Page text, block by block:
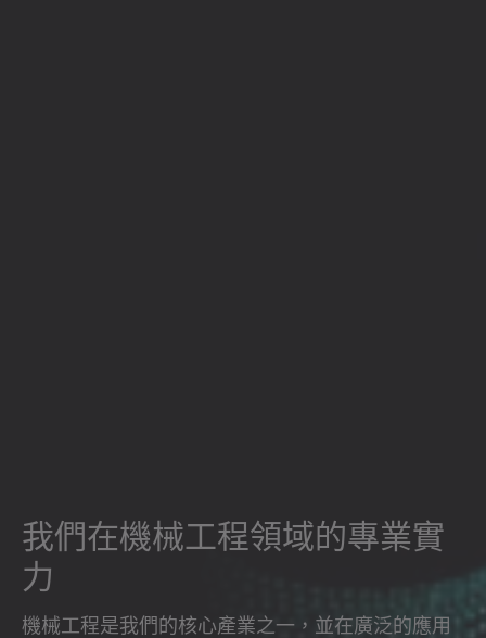
我們在機械工程領域的專業實
力
機械工程是我們的核心產業之一，並在廣泛的應用